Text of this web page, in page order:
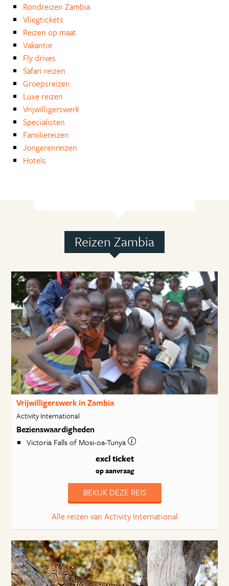
Rondreizen Zambia
Vliegtickets
Reizen op maat
Vakantie
Fly drives
Safari reizen
Groepsreizen
Luxe reizen
Vrijwilligerswerk
Specialisten
Familiereizen
Jongerenreizen
Hotels
Reizen Zambia
Vrijwilligerswerk in Zambia
Activity International
Bezienswaardigheden
Victoria Falls of Mosi-oa-Tunya
excl ticket
op aanvraag
BEKIJK DEZE REIS
Alle reizen van Activity International